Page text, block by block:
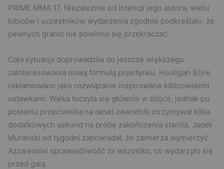
PRIME MMA 17. Niezależnie od intencji jego autora, wielu
kibiców i uczestników wydarzenia zgodnie podkreślało, że
pewnych granic nie powinno się przekraczać.
Cała sytuacja doprowadziła do jeszcze większego
zainteresowania nową formułą pojedynku. Hooligan Style
reklamowano jako rozwiązanie inspirowane kibicowskimi
ustawkami. Walka toczyła się głównie w stójce, jednak po
posłaniu przeciwnika na deski zawodnik otrzymywał kilka
dodatkowych sekund na próbę zakończenia starcia. Jacek
Murański od tygodni zapowiadał, że zamierza wymierzyć
Azzaievowi sprawiedliwość za wszystko, co wydarzyło się
przed galą.